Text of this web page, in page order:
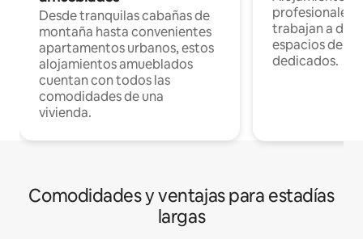
Desde tranquilas cabañas de
montaña hasta convenientes
apartamentos urbanos, estos
alojamientos amueblados
cuentan con todos las
comodidades de una
vivienda.
profesionales
trabajan a
espacios de
dedicados.
Comodidades y ventajas para estadías
largas